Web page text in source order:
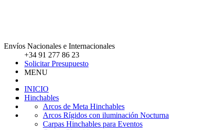
Envíos Nacionales e Internacionales
+34 91 277 86 23
Solicitar Presupuesto
MENU
INICIO
Hinchables
Arcos de Meta Hinchables
Arcos Rígidos con iluminación Nocturna
Carpas Hinchables para Eventos